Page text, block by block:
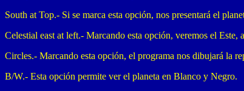
South at Top.- Si se marca esta opción, nos presentará el
Celestial east at left.- Marcando esta opción, veremos el Este,
Circles.- Marcando esta opción, el programa nos dibujará la
B/W.- Esta opción permite ver el planeta en Blanco y Negro.